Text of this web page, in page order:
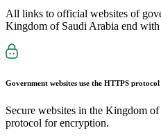
All links to official websites of
Kingdom of Saudi Arabia end with
Government websites use the HTTPS protocol
Secure websites in the Kingdom
protocol for encryption.